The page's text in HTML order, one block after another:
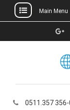
to
Main Menu
0511.357 356-